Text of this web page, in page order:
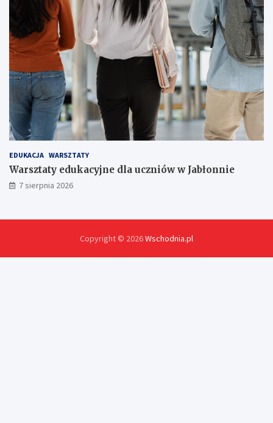
EDUKACJA WARSZTATY
Warsztaty edukacyjne dla uczniów w Jabłonnie
7 sierpnia 2026
Copyright © 2026Wschodnia.pl